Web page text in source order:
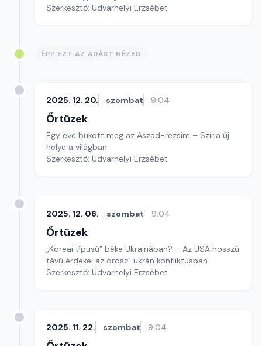
Szerkesztő: Udvarhelyi Erzsébet
ÉPP EZT AZ ADÁST NÉZED
2025. 12. 20. szombat 9:04
Őrtüzek
Egy éve bukott meg az Aszad-rezsim – Szíria új
helye a világban
Szerkesztő: Udvarhelyi Erzsébet
2025. 12. 06. szombat 9:04
Őrtüzek
„Koreai típusú” béke Ukrajnában? – Az USA hosszú
távú érdekei az orosz–ukrán konfliktusban
Szerkesztő: Udvarhelyi Erzsébet
2025. 11. 22. szombat 9:04